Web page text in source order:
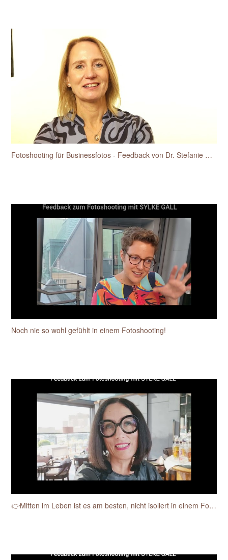
Fotoshooting für Businessfotos - Feedback von Dr. Stefanie Hansen-Heidelk
Noch nie so wohl gefühlt in einem Fotoshooting!
👉Mitten im Leben ist es am besten, nicht isoliert in einem Fotostudio.